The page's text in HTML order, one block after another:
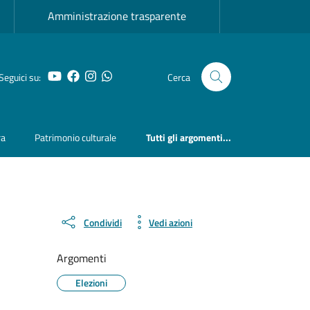
Amministrazione trasparente
su: YouTube
Facebook
Instagram
Whatsapp Cerca
Patrimonio culturale Tutti gli argomenti...
Condividi Vedi azioni
Argomenti
Elezioni